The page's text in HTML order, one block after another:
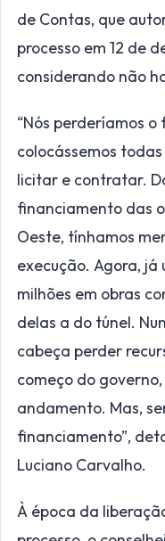
de Contas, que
processo em 12 de
considerando não
“Nós perderíamos
colocássemos
licitar e contratar.
financiamento das
Oeste, tínhamos
execução. Agora, já
milhões em obras
delas a do túnel.
cabeça perder
começo do
andamento. Mas,
financiamento”,
Luciano Carvalho.
À época da